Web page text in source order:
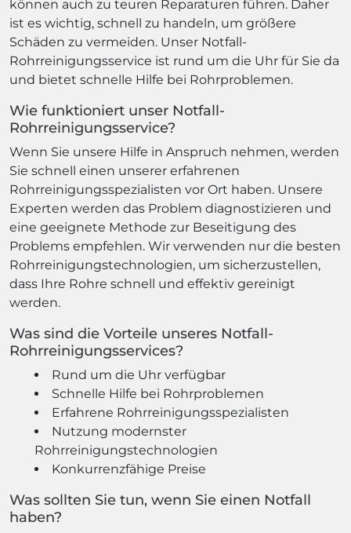
können auch zu teuren Reparaturen führen. Daher
ist es wichtig, schnell zu handeln, um größere
Schäden zu vermeiden. Unser Notfall-
Rohrreinigungsservice ist rund um die Uhr für Sie da
und bietet schnelle Hilfe bei Rohrproblemen.
Wie funktioniert unser Notfall-
Rohrreinigungsservice?
Wenn Sie unsere Hilfe in Anspruch nehmen, werden
Sie schnell einen unserer erfahrenen
Rohrreinigungsspezialisten vor Ort haben. Unsere
Experten werden das Problem diagnostizieren und
eine geeignete Methode zur Beseitigung des
Problems empfehlen. Wir verwenden nur die besten
Rohrreinigungstechnologien, um sicherzustellen,
dass Ihre Rohre schnell und effektiv gereinigt
werden.
Was sind die Vorteile unseres Notfall-
Rohrreinigungsservices?
Rund um die Uhr verfügbar
Schnelle Hilfe bei Rohrproblemen
Erfahrene Rohrreinigungsspezialisten
Nutzung modernster
Rohrreinigungstechnologien
Konkurrenzfähige Preise
Was sollten Sie tun, wenn Sie einen Notfall
haben?